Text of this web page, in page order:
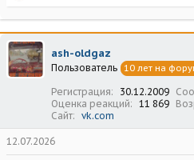
а
к
ц
и
и
ash-oldgaz
Пользователь 10 лет на
Регистрация 30.12.2009
Оценка реакций
11 869
Сайт
vk.com
12.07.2026